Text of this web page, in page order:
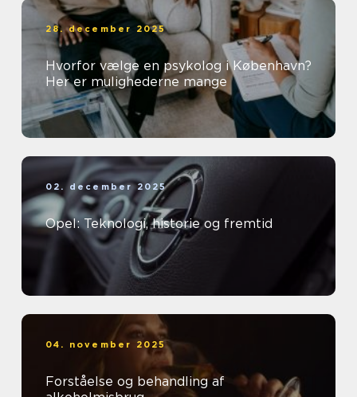
28. december 2025
Hvorfor vælge en psykolog i København?
Her er mulighederne mange
02. december 2025
Opel: Teknologi, historie og fremtid
04. november 2025
Forståelse og behandling af